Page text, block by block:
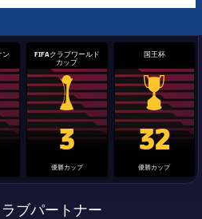
ン
League trophy
FIFAクラブワールド
カップ
label.aria.clubworldcup
3
優勝カップ
国王杯
国王杯
32
優勝カップ
ブパートナー